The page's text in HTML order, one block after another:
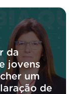
da
jovens
um
de